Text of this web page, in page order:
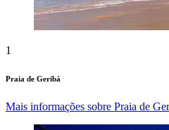
1
Praia de Geribá
Mais informações sobre Praia de